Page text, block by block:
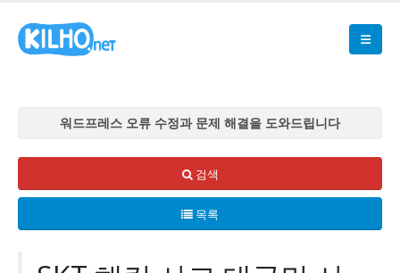
워드프레스 오류 수정과 문제 해결을 도와드립니다
워드프레스 오류 수정과 문제 해결을 도와드립니다
워드프레스 오류 수정과 문제 해결을 도와드립니다
워드프레스 오류 수정과 문제 해결을 도와드립니다
검색
목록